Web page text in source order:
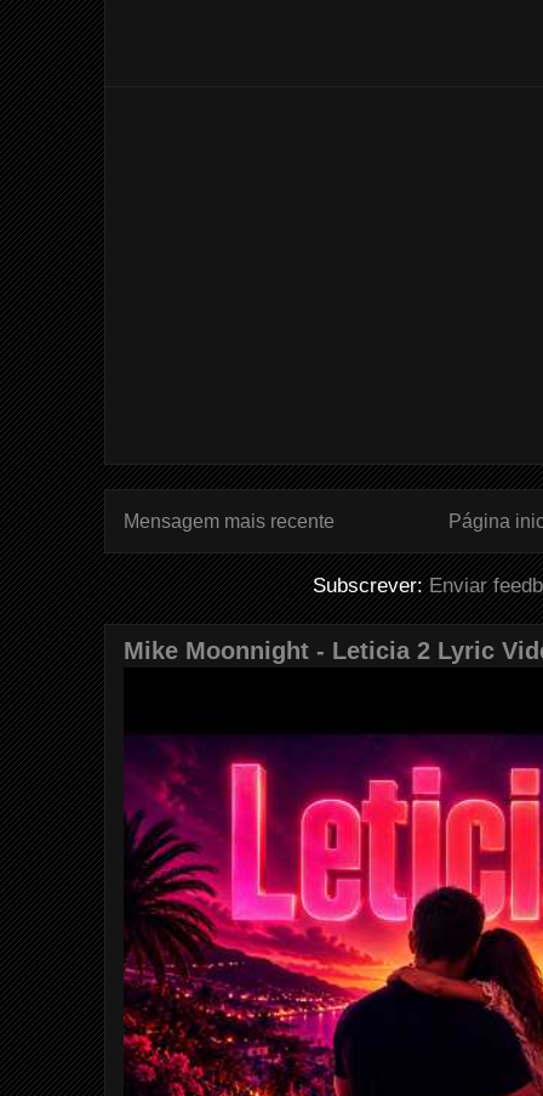
Mensagem mais recente Página
Subscrever:Enviar
Mike Moonnight - Leticia 2 Lyric